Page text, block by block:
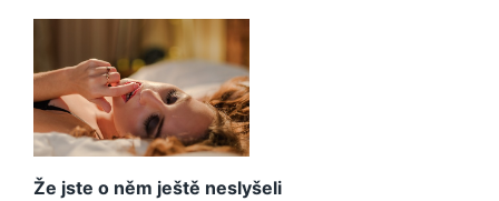
Že jste o něm ještě neslyšeli